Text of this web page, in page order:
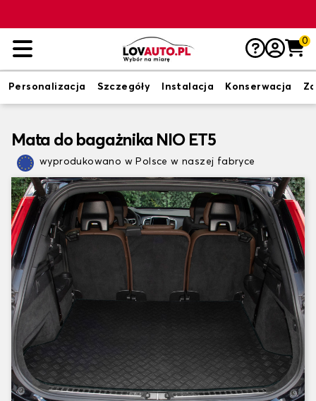
0
Personalizacja Szczegóły Instalacja Konserwacja
Mata do bagażnika NIO ET5
wyprodukowano w Polsce w naszej fabryce